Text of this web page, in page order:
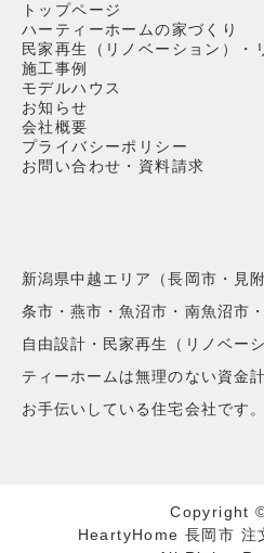
トップページ
ハーティーホームの家づくり
民家再生（リノベーション）・
施工事例
モデルハウス
お知らせ
会社概要
プライバシーポリシー
お問い合わせ・資料請求
新潟県中越エリア（長岡市・見
条市・燕市・魚沼市・南魚沼市
自由設計・民家再生（リノベー
ティーホームは無理のない資金
お手伝いしている住宅会社です。
Copyright
HeartyHome 長岡市 注